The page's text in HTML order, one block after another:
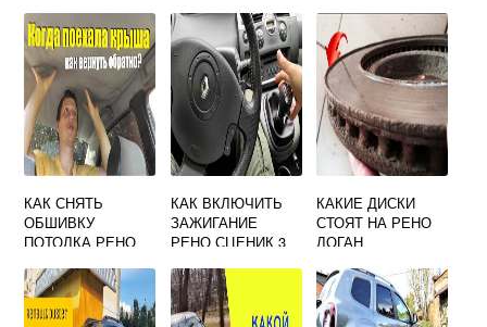
КАК СНЯТЬ
ОБШИВКУ
ПОТОЛКА РЕНО
КАК ВКЛЮЧИТЬ
ЗАЖИГАНИЕ
РЕНО СЦЕНИК 3
КАКИЕ ДИСКИ
СТОЯТ НА РЕНО
ЛОГАН